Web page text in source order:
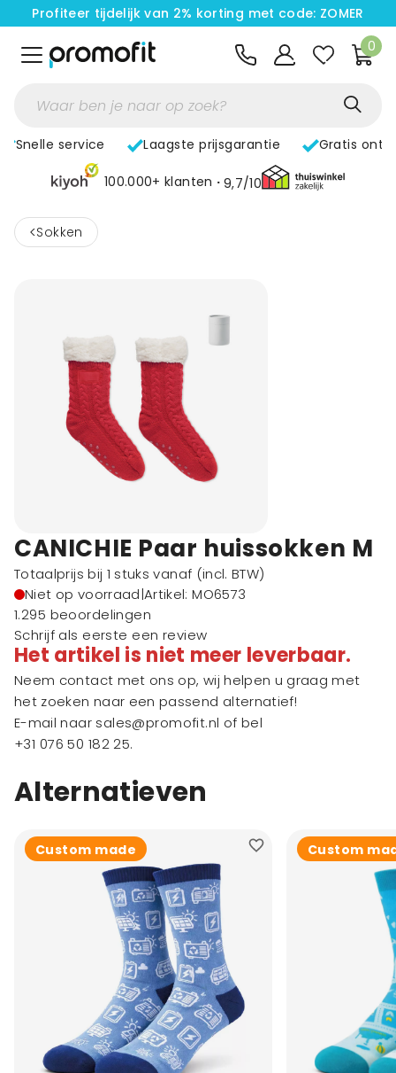
Profiteer tijdelijk van 2% korting met code: ZOMER
0
Snelle service Laagste prijsgarantie Gratis
100.000+ klanten 9,7/10
< Sokken
CANICHIE Paar huissokken M
Totaalprijs bij 1 stuks vanaf (incl. BTW)
Niet op voorraad|Artikel: MO6573
1.295 beoordelingen
Schrijf als eerste een review
Het artikel is niet meer leverbaar.
Neem contact met ons op, wij helpen u graag met
het zoeken naar een passend alternatief!
E-mail naar sales@promofit.nl of bel
+31 076 50 182 25.
Alternatieven
Custom made Custom